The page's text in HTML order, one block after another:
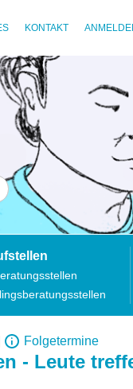
KONTAKT
Folgetermine
- Leute